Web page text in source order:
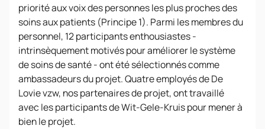
priorité aux voix des personnes les plus proches des
soins aux patients (Principe 1). Parmi les membres du
personnel, 12 participants enthousiastes -
intrinsèquement motivés pour améliorer le système
de soins de santé - ont été sélectionnés comme
ambassadeurs du projet. Quatre employés de De
Lovie vzw, nos partenaires de projet, ont travaillé
avec les participants de Wit-Gele-Kruis pour mener à
bien le projet.